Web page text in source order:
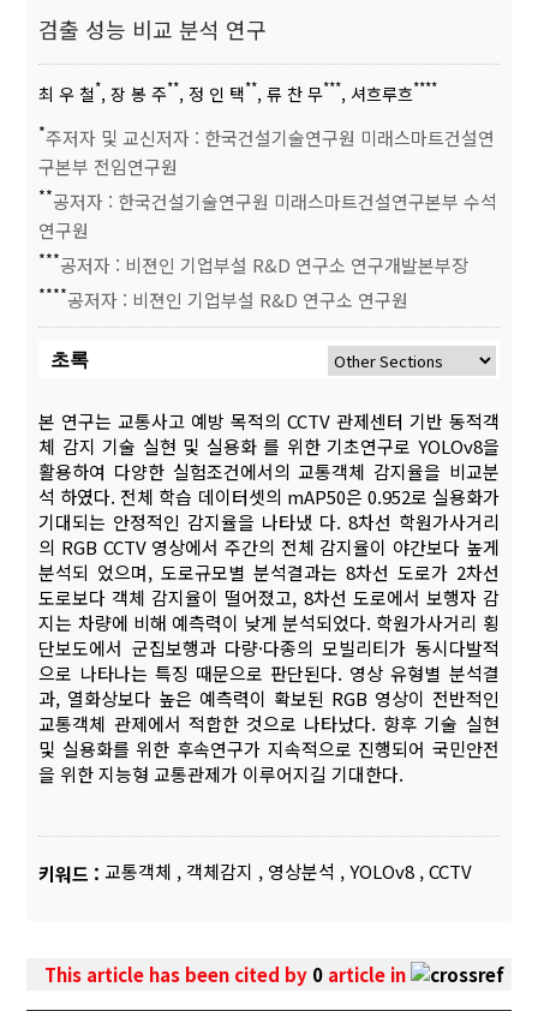
검출 성능 비교 분석 연구
최 우 철*, 장 봉 주**, 정 인 택**, 류 찬 무***, 셔흐루흐****
*주저자 및 교신저자 : 한국건설기술연구원 미래스마트건설연
구본부 전임연구원
**공저자 : 한국건설기술연구원 미래스마트건설연구본부 수석
연구원
***공저자 : 비젼인 기업부설 R&D 연구소 연구개발본부장
****공저자 : 비젼인 기업부설 R&D 연구소 연구원
초록
본 연구는 교통사고 예방 목적의 CCTV 관제센터 기반 동적객
체 감지 기술 실현 및 실용화 를 위한 기초연구로 YOLOv8을
활용하여 다양한 실험조건에서의 교통객체 감지율을 비교분
석 하였다. 전체 학습 데이터셋의 mAP50은 0.952로 실용화가
기대되는 안정적인 감지율을 나타냈 다. 8차선 학원가사거리
의 RGB CCTV 영상에서 주간의 전체 감지율이 야간보다 높게
분석되 었으며, 도로규모별 분석결과는 8차선 도로가 2차선
도로보다 객체 감지율이 떨어졌고, 8차선 도로에서 보행자 감
지는 차량에 비해 예측력이 낮게 분석되었다. 학원가사거리 횡
단보도에서 군집보행과 다량·다종의 모빌리티가 동시다발적
으로 나타나는 특징 때문으로 판단된다. 영상 유형별 분석결
과, 열화상보다 높은 예측력이 확보된 RGB 영상이 전반적인
교통객체 관제에서 적합한 것으로 나타났다. 향후 기술 실현
및 실용화를 위한 후속연구가 지속적으로 진행되어 국민안전
을 위한 지능형 교통관제가 이루어지길 기대한다.
키워드 :교통객체 , 객체감지 , 영상분석 ,YOLOv8 ,CCTV
This article has been cited by 0 article in